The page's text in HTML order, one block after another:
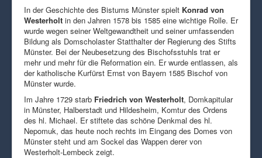
In der Geschichte des Bistums Münster spielt Konrad von
Westerholt in den Jahren 1578 bis 1585 eine wichtige Rolle. Er
wurde wegen seiner Weltgewandtheit und seiner umfassenden
Bildung als Domscholaster Statthalter der Regierung des Stifts
Münster. Bei der Neubesetzung des Bischofsstuhls trat er
mehr und mehr für die Reformation ein. Er wurde entlassen, als
der katholische Kurfürst Ernst von Bayern 1585 Bischof von
Münster wurde.
Im Jahre 1729 starb Friedrich von Westerholt, Domkapitular
in Münster, Halberstadt und Hildesheim, Komtur des Ordens
des hl. Michael. Er stiftete das schöne Denkmal des hl.
Nepomuk, das heute noch rechts im Eingang des Domes von
Münster steht und am Sockel das Wappen derer von
Westerholt-Lembeck zeigt.